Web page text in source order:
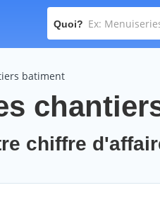
Quoi?
batiment
chiffre